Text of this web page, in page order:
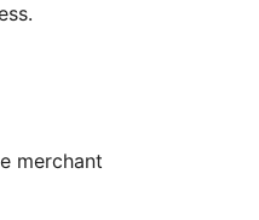
merchant